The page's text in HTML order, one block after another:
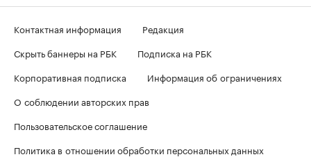
Контактная информация
Редакция
Скрыть баннеры на РБК
Подписка на РБК
Корпоративная подписка
Информация об ограничениях
О соблюдении авторских прав
Пользовательское соглашение
Политика в отношении обработки персональных данных